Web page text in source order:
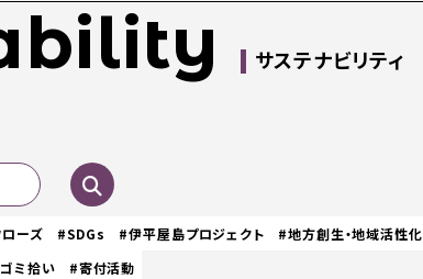
サステナビリティ
ーズ #SDGs #伊平屋島プロジェクト #地方創生・地域活性化
ミ拾い #寄付活動